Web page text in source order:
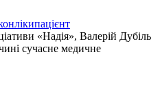
лікипацієнт